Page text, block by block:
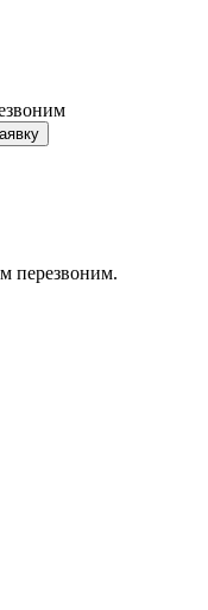
перезвоним.